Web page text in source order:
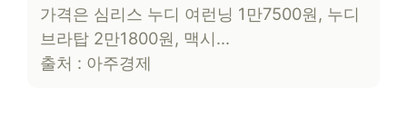
가격은 심리스 누디 여런닝 1만7500원, 누디
브라탑 2만1800원, 맥시…
출처 : 아주경제